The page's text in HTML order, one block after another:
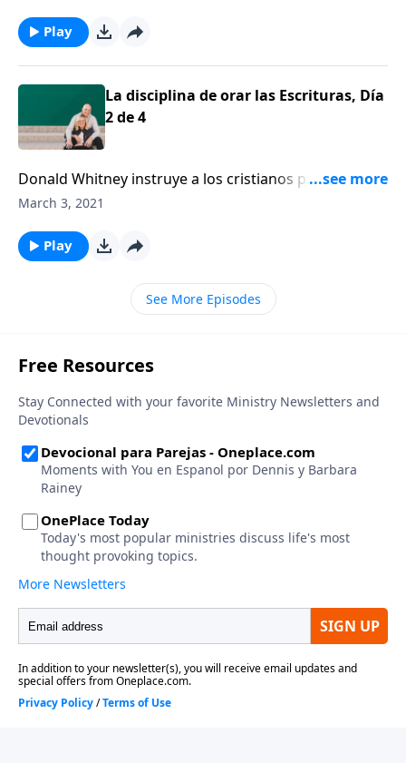
damos cuenta de que empezamos a orar con fervor.
Play
La disciplina de orar las Escrituras, Día
2 de 4
Donald Whitney instruye a los cristianos para que no
se olviden de orar las palabras de la Escritura,
utilizar Efesios 5:21: “Sométanse unos a otros por
reverencia a Cristo”.
March 3, 2021
Play
See More Episodes